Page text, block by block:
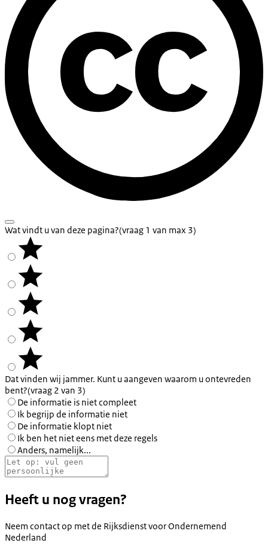
Wat vindt u van deze pagina?(vraag 1 van max 3)
Dat vinden wij jammer. Kunt u aangeven waarom u ontevreden
bent?(vraag 2 van 3)
De informatie is niet compleet
Ik begrijp de informatie niet
De informatie klopt niet
Ik ben het niet eens met deze regels
Anders, namelijk...
Heeft u nog vragen?
Neem contact op met de Rijksdienst voor Ondernemend
Nederland